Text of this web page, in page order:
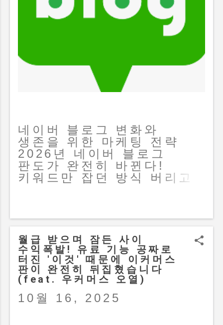
네이버 블로그 변화와
생존을 위한 마케팅 전략
2026년 네이버 블로그
판도가 완전히 바뀐다!
키워드만 잡던 방식 버리고
네이버 AI 탭 도입과 제로
클릭 시대를 맞아 단순
정보성 블로그의 위험성을
분석하고, 실제 경험과
판단을 돕는 결정형 콘텐츠
중심의 전환 마케팅 전략을
제시합니다. 💡 목차
월급 받으며 잠든 사이
수익폭발! 유료 기능 공짜로
터진 '이것' 때문에 이커머스
판이 완전히 뒤집혔습니다
(feat. 우커머스 오열)
10월 16, 2025